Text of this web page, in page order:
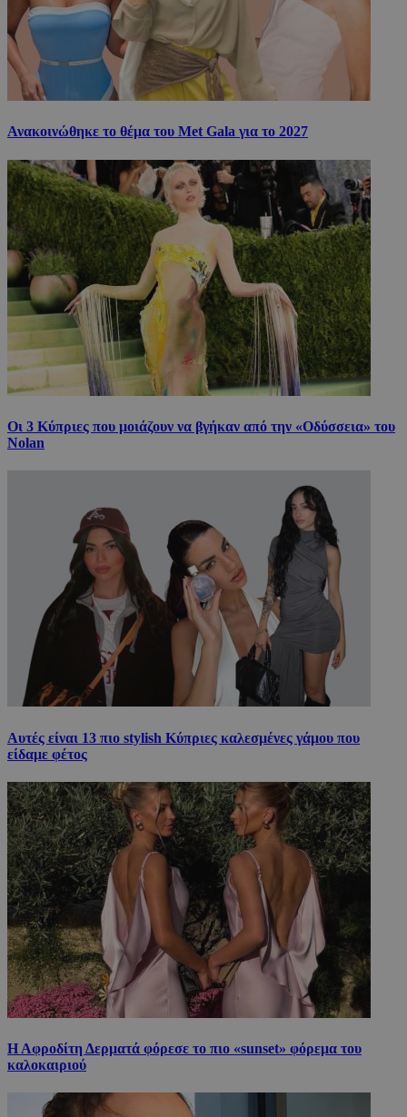
Ανακοινώθηκε το θέμα του Met Gala για το 2027
Οι 3 Κύπριες που μοιάζουν να βγήκαν από την «Οδύσσεια» του
Nolan
Αυτές είναι 13 πιο stylish Κύπριες καλεσμένες γάμου που
είδαμε φέτος
Η Αφροδίτη Δερματά φόρεσε το πιο «sunset» φόρεμα του
καλοκαιριού